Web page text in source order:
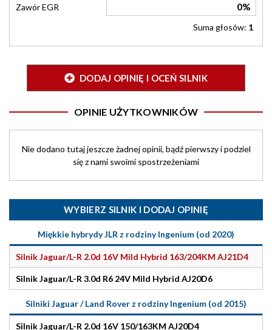
Zawór EGR 0%
Suma głosów: 1
DODAJ OPINIĘ I OCEŃ SILNIK
OPINIE UŻYTKOWNIKÓW
Nie dodano tutaj jeszcze żadnej opinii, bądź pierwszy i podziel
się z nami swoimi spostrzeżeniami
WYBIERZ SILNIK I DODAJ OPINIĘ
Miękkie hybrydy JLR z rodziny Ingenium (od 2020)
Silnik Jaguar/L-R 2.0d 16V Mild Hybrid 163/204KM AJ21D4
Silnik Jaguar/L-R 3.0d R6 24V Mild Hybrid AJ20D6
Silniki Jaguar / Land Rover z rodziny Ingenium (od 2015)
Silnik Jaguar/L-R 2.0d 16V 150/163KM AJ20D4